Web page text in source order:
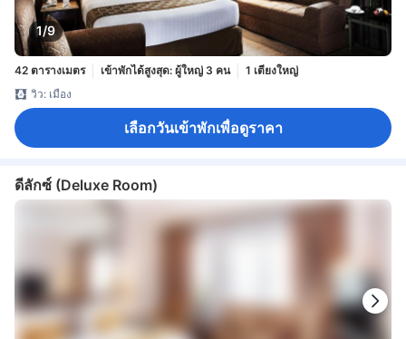
1/9
42 ตารางเมตร เข้าพักได้สูงสุด: ผู้ใหญ่ 3 คน
1 เตียงใหญ่
วิว: เมือง
เลือกวันเข้าพักเพื่อดูราคา
ดีลักซ์ (Deluxe Room)